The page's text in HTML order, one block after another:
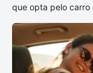
que opta pelo carro